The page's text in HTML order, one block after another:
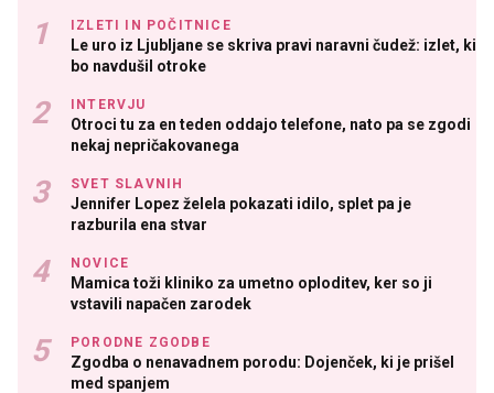
IZLETI IN POČITNICE
Le uro iz Ljubljane se skriva pravi naravni čudež: izlet, ki
bo navdušil otroke
INTERVJU
Otroci tu za en teden oddajo telefone, nato pa se zgodi
nekaj nepričakovanega
SVET SLAVNIH
Jennifer Lopez želela pokazati idilo, splet pa je
razburila ena stvar
NOVICE
Mamica toži kliniko za umetno oploditev, ker so ji
vstavili napačen zarodek
PORODNE ZGODBE
Zgodba o nenavadnem porodu: Dojenček, ki je prišel
med spanjem